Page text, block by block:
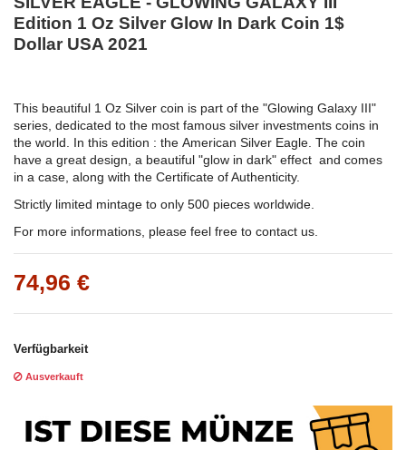
Edition 1 Oz Silver Glow In Dark Coin 1$
Dollar USA 2021
This beautiful 1 Oz Silver coin is part of the "Glowing Galaxy III"
series, dedicated to the most famous silver investments coins in
the world. In this edition : the American Silver Eagle. The coin
have a great design, a beautiful "glow in dark" effect and comes
in a case, along with the Certificate of Authenticity.
Strictly limited mintage to only 500 pieces worldwide.
For more informations, please feel free to contact us.
74,96 €
Verfügbarkeit
Ausverkauft